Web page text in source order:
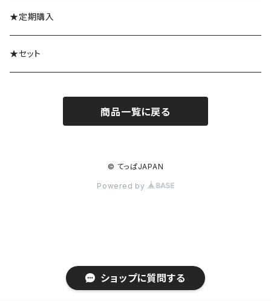
ショップに質問する
★定期購入
★セット
商品一覧に戻る
© てっぱJAPAN
Powered by